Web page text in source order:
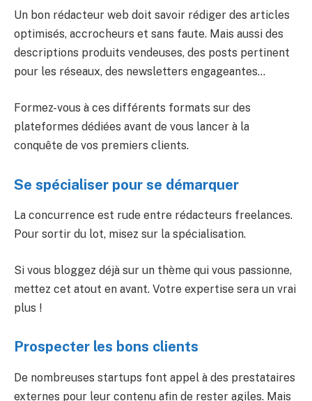
Un bon rédacteur web doit savoir rédiger des articles
optimisés, accrocheurs et sans faute. Mais aussi des
descriptions produits vendeuses, des posts pertinent
pour les réseaux, des newsletters engageantes…
Formez-vous à ces différents formats sur des
plateformes dédiées avant de vous lancer à la
conquête de vos premiers clients.
Se spécialiser pour se démarquer
La concurrence est rude entre rédacteurs freelances.
Pour sortir du lot, misez sur la spécialisation.
Si vous bloggez déjà sur un thème qui vous passionne,
mettez cet atout en avant. Votre expertise sera un vrai
plus !
Prospecter les bons clients
De nombreuses startups font appel à des prestataires
externes pour leur contenu afin de rester agiles. Mais